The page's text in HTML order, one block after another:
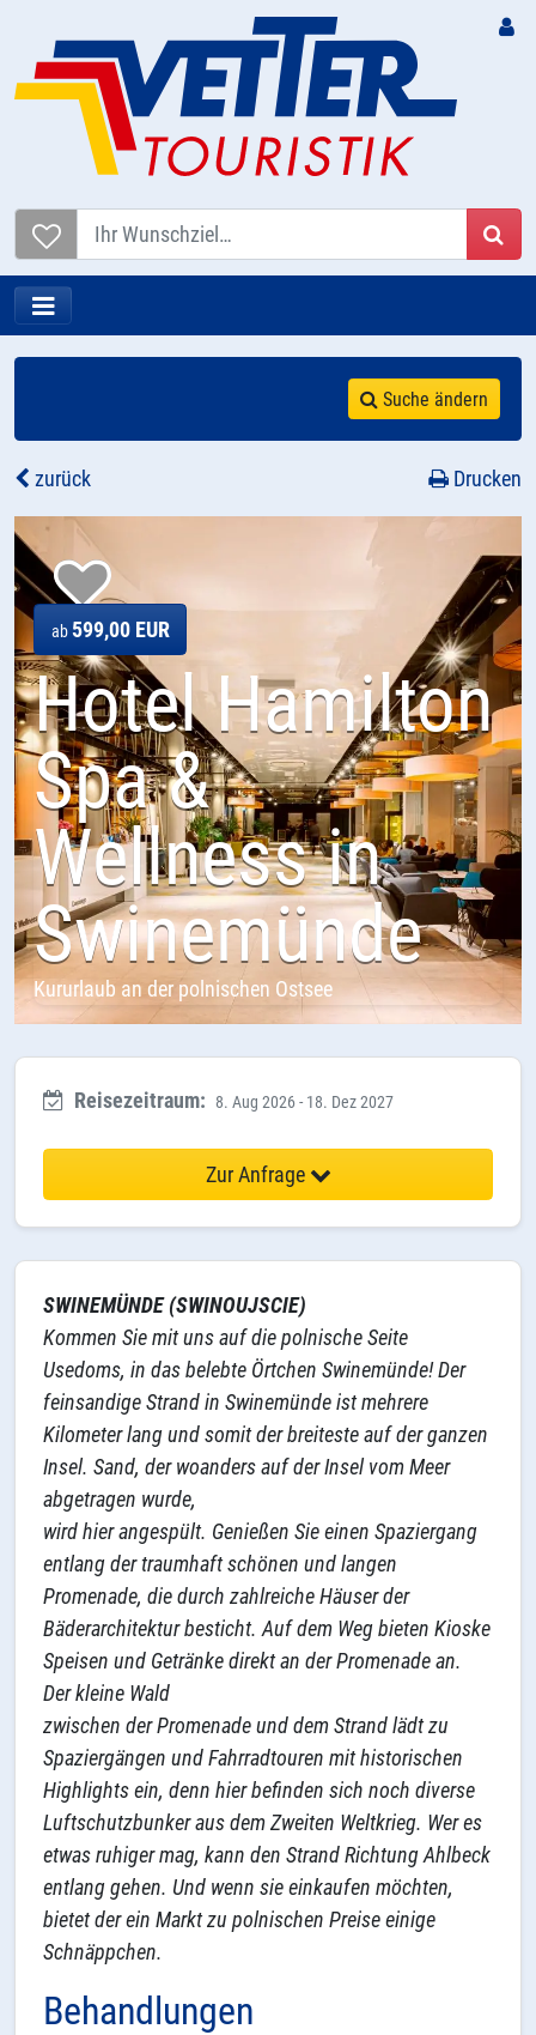
Suche ändern
zurück Drucken
ab599,00 EUR
Hotel Hamilton
Spa &
Wellness in
Swinemünde
Kururlaub an der polnischen Ostsee
Reisezeitraum: 8. Aug 2026 - 18. Dez 2027
Zur Anfrage
SWINEMÜNDE (SWINOUJSCIE)
Kommen Sie mit uns auf die polnische Seite
Usedoms, in das belebte Örtchen Swinemünde! Der
feinsandige Strand in Swinemünde ist mehrere
Kilometer lang und somit der breiteste auf der ganzen
Insel. Sand, der woanders auf der Insel vom Meer
abgetragen wurde,
wird hier angespült. Genießen Sie einen Spaziergang
entlang der traumhaft schönen und langen
Promenade, die durch zahlreiche Häuser der
Bäderarchitektur besticht. Auf dem Weg bieten Kioske
Speisen und Getränke direkt an der Promenade an.
Der kleine Wald
zwischen der Promenade und dem Strand lädt zu
Spaziergängen und Fahrradtouren mit historischen
Highlights ein, denn hier befinden sich noch diverse
Luftschutzbunker aus dem Zweiten Weltkrieg. Wer es
etwas ruhiger mag, kann den Strand Richtung Ahlbeck
entlang gehen. Und wenn sie einkaufen möchten,
bietet der ein Markt zu polnischen Preise einige
Schnäppchen.
Behandlungen